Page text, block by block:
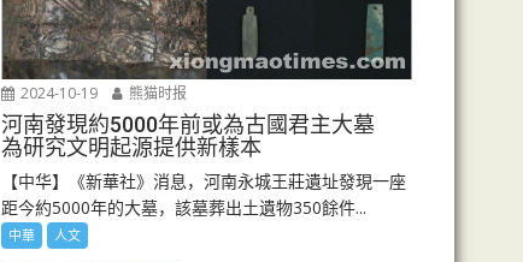
2024-10-19 熊猫时报
河南發現約5000年前或為古國君主大墓
為研究文明起源提供新樣本
【中华】《新華社》消息，河南永城王莊遺址發現一座
距今約5000年的大墓，該墓葬出土遺物350餘件...
中華 人文